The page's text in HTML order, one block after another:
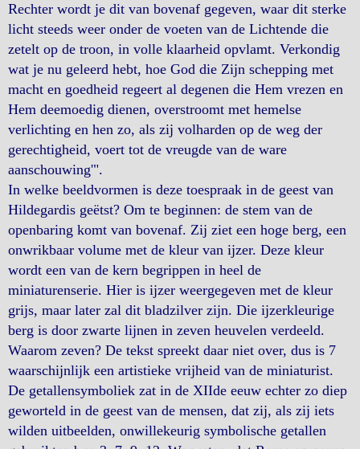
Rechter wordt je dit van bovenaf gegeven, waar dit sterke
licht steeds weer onder de voeten van de Lichtende die
zetelt op de troon, in volle klaarheid opvlamt. Verkondig
wat je nu geleerd hebt, hoe God die Zijn schepping met
macht en goedheid regeert al degenen die Hem vrezen en
Hem deemoedig dienen, overstroomt met hemelse
verlichting en hen zo, als zij volharden op de weg der
gerechtigheid, voert tot de vreugde van de ware
aanschouwing'".
In welke beeldvormen is deze toespraak in de geest van
Hildegardis geëtst? Om te beginnen: de stem van de
openbaring komt van bovenaf. Zij ziet een hoge berg, een
onwrikbaar volume met de kleur van ijzer. Deze kleur
wordt een van de kern begrippen in heel de
miniaturenserie. Hier is ijzer weergegeven met de kleur
grijs, maar later zal dit bladzilver zijn. Die ijzerkleurige
berg is door zwarte lijnen in zeven heuvelen verdeeld.
Waarom zeven? De tekst spreekt daar niet over, dus is 7
waarschijnlijk een artistieke vrijheid van de miniaturist.
De getallensymboliek zat in de XIIde eeuw echter zo diep
geworteld in de geest van de mensen, dat zij, als zij iets
wilden uitbeelden, onwillekeurig symbolische getallen